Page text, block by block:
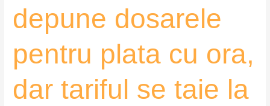
depune dosarele
pentru plata cu ora,
dar tariful se taie la
jumătate
VoxQub